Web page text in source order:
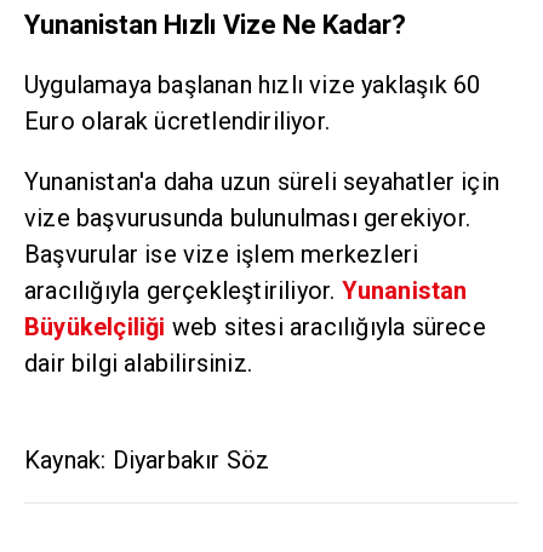
Yunanistan Hızlı Vize Ne Kadar?
Uygulamaya başlanan hızlı vize yaklaşık 60
Euro olarak ücretlendiriliyor.
Yunanistan'a daha uzun süreli seyahatler için
vize başvurusunda bulunulması gerekiyor.
Başvurular ise vize işlem merkezleri
aracılığıyla gerçekleştiriliyor. Yunanistan
Büyükelçiliği web sitesi aracılığıyla sürece
dair bilgi alabilirsiniz.
Kaynak: Diyarbakır Söz